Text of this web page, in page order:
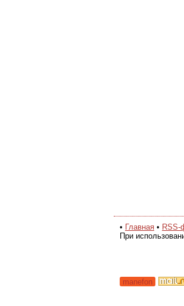
• Главная • RSS-
При
manefon